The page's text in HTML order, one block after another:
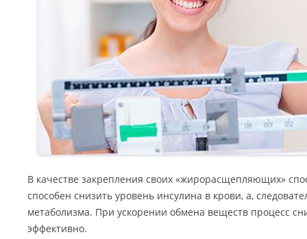
В качестве закрепления своих «жирорасщепляющих»
способен снизить уровень инсулина в крови, а,
метаболизма. При ускорении обмена веществ процесс
эффективно.